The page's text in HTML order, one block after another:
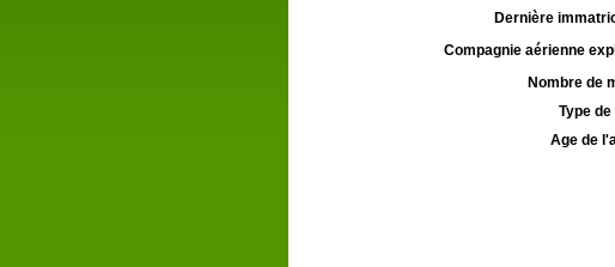
Dernière
Compagnie aérienne
Nombre de
Type
Age de